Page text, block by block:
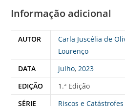
Informação adicional
AUTOR Carla Juscélia de
Lourenço
DATA
julho,2023
EDIÇÃO
1.ª Edição
SÉRIE
Riscos e Catástrofes